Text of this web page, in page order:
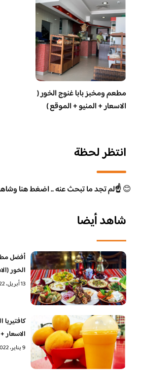
مطعم ومخبز بابا غنوج الخور (
الاسعار + المنيو + الموقع )
انتظر لحظة
😊☝️لم تجد ما تبحث عنه .. اضغط هنا
شاهد أيضا
أفضل
الخور
13 أبريل، 2022
الاسعار
9 يناير، 2022